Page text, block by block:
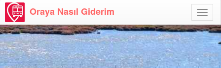
Aç
Oraya Nasıl Giderim